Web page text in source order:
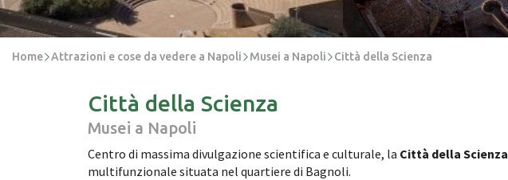
Home Attrazioni e cose da vedere a Napoli Musei a Napoli Città della Scienza
Città della Scienza
Musei a Napoli
Centro di massima divulgazione scientifica e culturale, la Città della Scienza
multifunzionale situata nel quartiere di Bagnoli.